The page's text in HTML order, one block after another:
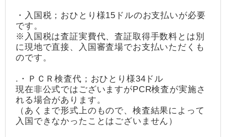
・入国税；おひとり様15ドルのお支払いが必要
です。
※入国税は査証実費代、査証取得手数料とは別
に現地で直接、入国審査場でお支払いただくも
のです。
.・ＰＣＲ検査代；おひとり様34ドル
現在非公式ではございますがPCR検査が実施さ
れる場合があります。
（あくまで形式上のもので、検査結果によって
入国できなかったことはございません）